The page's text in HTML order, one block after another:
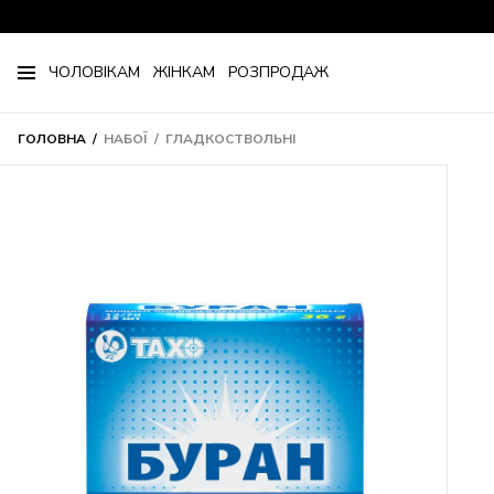
ЧОЛОВІКАМ ЖІНКАМ РОЗПРОДАЖ
ГОЛОВНА НАБОЇ ГЛАДКОСТВОЛЬНІ